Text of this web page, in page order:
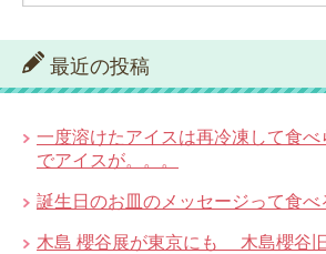
最近の投稿
一度溶けたアイスは再冷凍して食
でアイスが。。。
誕生日のお皿のメッセージって食べ
木島 櫻谷展が東京にも 木島櫻谷